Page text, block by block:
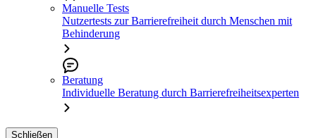
Manuelle Tests
Nutzertests zur Barrierefreiheit durch Menschen mit
Behinderung
Beratung
Individuelle Beratung durch Barrierefreiheitsexperten
Schließen